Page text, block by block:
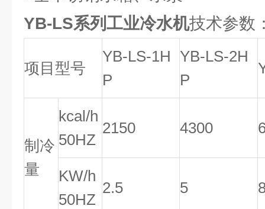
YB-LS系列工业冷水机技术参数
项目型号
YB-LS-1H
P
YB-LS-2H
P
制冷
量
kcal/h
50HZ
2150 4300
KW/h
50HZ
2.5 5